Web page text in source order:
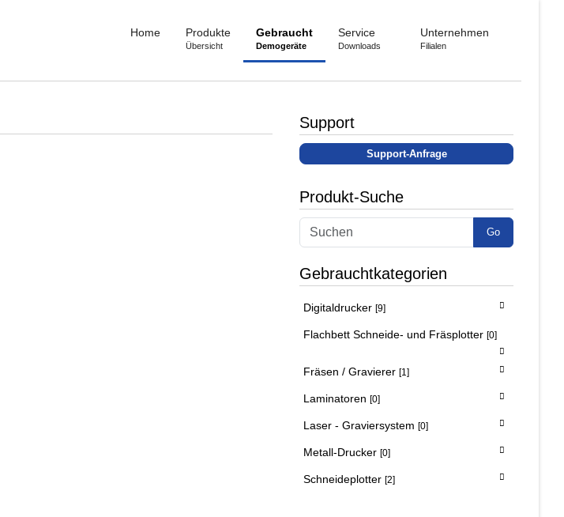
Home Produkte
Übersicht
Gebraucht
Demogeräte
Service
Downloads
Unternehmen
Filialen
Support
Support-Anfrage
Produkt-Suche
Go
Gebrauchtkategorien
Digitaldrucker [9]
Flachbett Schneide- und Fräsplotter [0]
Fräsen / Gravierer [1]
Laminatoren [0]
Laser - Graviersystem [0]
Metall-Drucker [0]
Schneideplotter [2]